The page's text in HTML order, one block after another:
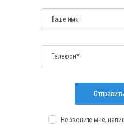
Ваше имя
Телефон*
Отправить
Не звоните мне,